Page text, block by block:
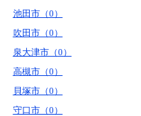
池田市（0）
吹田市（0）
泉大津市（0）
高槻市（0）
貝塚市（0）
守口市（0）